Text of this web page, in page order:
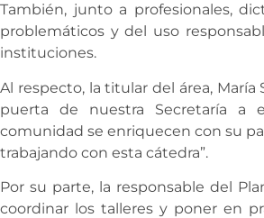
También, junto a profesionales,
problemáticos y del uso
instituciones.
Al respecto, la titular del área, María
puerta de nuestra Secretaría a
comunidad se enriquecen con su
trabajando con esta cátedra”.
Por su parte, la responsable del
coordinar los talleres y poner en